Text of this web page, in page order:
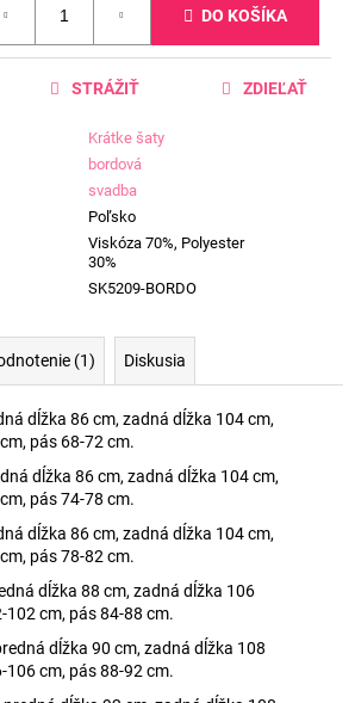
DO KOŠÍKA
Krátke šaty
bordová
svadba
Poľsko
Viskóza 70%, Polyester
30%
SK5209-BORDO
STRÁŽIŤ ZDIEĽAŤ
(1) Diskusia
dĺžka 86 cm, zadná dĺžka 104 cm,
pás 68-72 cm.
dĺžka 86 cm, zadná dĺžka 104 cm,
pás 74-78 cm.
dĺžka 86 cm, zadná dĺžka 104 cm,
pás 78-82 cm.
dĺžka 88 cm, zadná dĺžka 106
102 cm, pás 84-88 cm.
dĺžka 90 cm, zadná dĺžka 108
106 cm, pás 88-92 cm.